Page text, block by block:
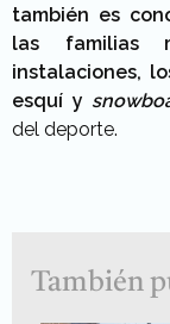
también es
las familias
instalaciones,
esquí y
del deporte.
También